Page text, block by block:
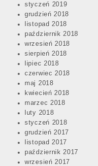
styczeń 2019
grudzień 2018
listopad 2018
październik 2018
wrzesień 2018
sierpień 2018
lipiec 2018
czerwiec 2018
maj 2018
kwiecień 2018
marzec 2018
luty 2018
styczeń 2018
grudzień 2017
listopad 2017
październik 2017
wrzesień 2017